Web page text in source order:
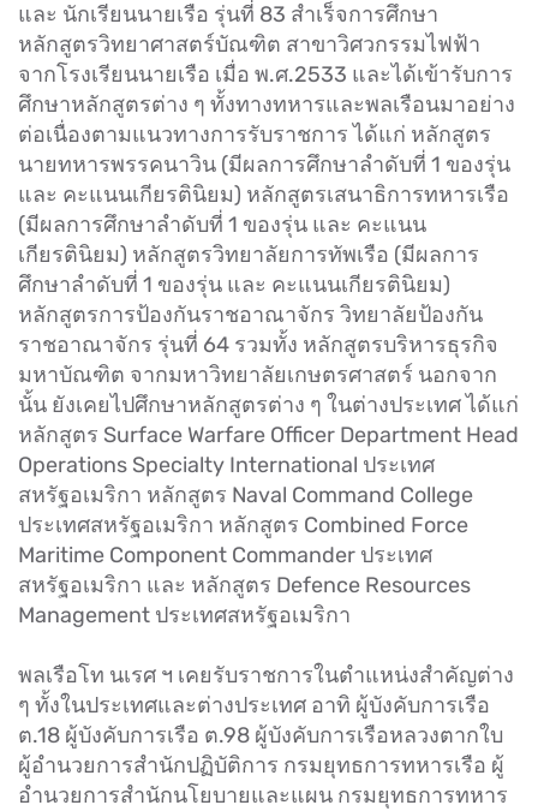
และ นักเรียนนายเรือ รุ่นที่ 83 สำเร็จการศึกษา
หลักสูตรวิทยาศาสตร์บัณฑิต สาขาวิศวกรรมไฟฟ้า
จากโรงเรียนนายเรือ เมื่อ พ.ศ.2533 และได้เข้ารับการ
ศึกษาหลักสูตรต่าง ๆ ทั้งทางทหารและพลเรือนมาอย่าง
ต่อเนื่องตามแนวทางการรับราชการ ได้แก่ หลักสูตร
นายทหารพรรคนาวิน (มีผลการศึกษาลำดับที่ 1 ของรุ่น
และ คะแนนเกียรตินิยม) หลักสูตรเสนาธิการทหารเรือ
(มีผลการศึกษาลำดับที่ 1 ของรุ่น และ คะแนน
เกียรตินิยม) หลักสูตรวิทยาลัยการทัพเรือ (มีผลการ
ศึกษาลำดับที่ 1 ของรุ่น และ คะแนนเกียรตินิยม)
หลักสูตรการป้องกันราชอาณาจักร วิทยาลัยป้องกัน
ราชอาณาจักร รุ่นที่ 64 รวมทั้ง หลักสูตรบริหารธุรกิจ
มหาบัณฑิต จากมหาวิทยาลัยเกษตรศาสตร์ นอกจาก
นั้น ยังเคยไปศึกษาหลักสูตรต่าง ๆ ในต่างประเทศ ได้แก่
หลักสูตร Surface Warfare Officer Department Head
Operations Specialty International ประเทศ
สหรัฐอเมริกา หลักสูตร Naval Command College
ประเทศสหรัฐอเมริกา หลักสูตร Combined Force
Maritime Component Commander ประเทศ
สหรัฐอเมริกา และ หลักสูตร Defence Resources
Management ประเทศสหรัฐอเมริกา
พลเรือโท นเรศ ฯ เคยรับราชการในตำแหน่งสำคัญต่าง
ๆ ทั้งในประเทศและต่างประเทศ อาทิ ผู้บังคับการเรือ
ต.18 ผู้บังคับการเรือ ต.98 ผู้บังคับการเรือหลวงตากใบ
ผู้อำนวยการสำนักปฏิบัติการ กรมยุทธการทหารเรือ ผู้
อำนวยการสำนักนโยบายและแผน กรมยุทธการทหาร